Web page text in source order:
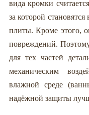
вида кромки
за которой
плиты. Кроме этого,
повреждений.
для тех частей
механическим
влажной среде
надёжной защиты